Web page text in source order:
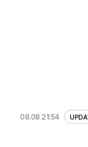
08.08 21:54